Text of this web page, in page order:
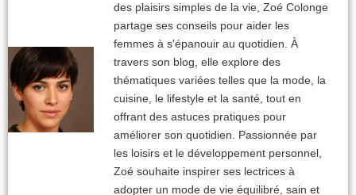
des plaisirs simples de la vie, Zoé Colonge
partage ses conseils pour aider les
femmes à s'épanouir au quotidien. À
travers son blog, elle explore des
thématiques variées telles que la mode, la
cuisine, le lifestyle et la santé, tout en
offrant des astuces pratiques pour
améliorer son quotidien. Passionnée par
les loisirs et le développement personnel,
Zoé souhaite inspirer ses lectrices à
adopter un mode de vie équilibré, sain et